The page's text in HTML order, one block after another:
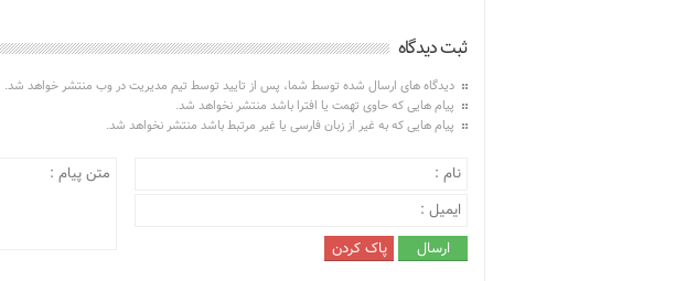
ثبت دیدگاه
دیدگاه های ارسال شده توسط شما، پس از تایید توسط تیم مدیریت در وب منتشر خواهد شد.
پیام هایی که حاوی تهمت یا افترا باشد منتشر نخواهد شد.
پیام هایی که به غیر از زبان فارسی یا غیر مرتبط باشد منتشر نخواهد شد.